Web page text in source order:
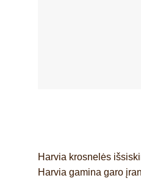
Harvia krosnelės
Harvia gamina garo